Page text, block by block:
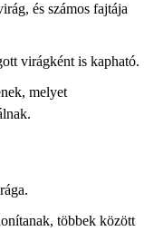
és számos fajtája
virágként is kapható.
melyet
többek között